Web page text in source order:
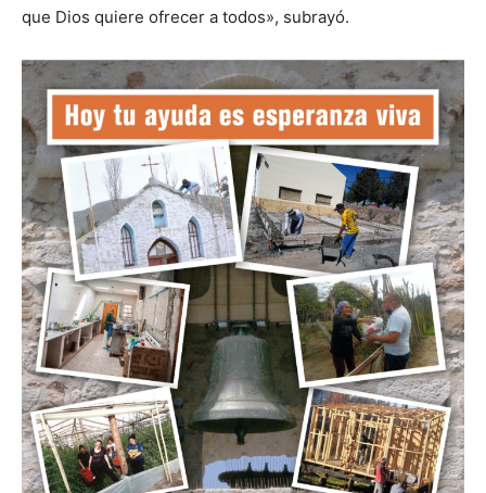
que Dios quiere ofrecer a todos», subrayó.